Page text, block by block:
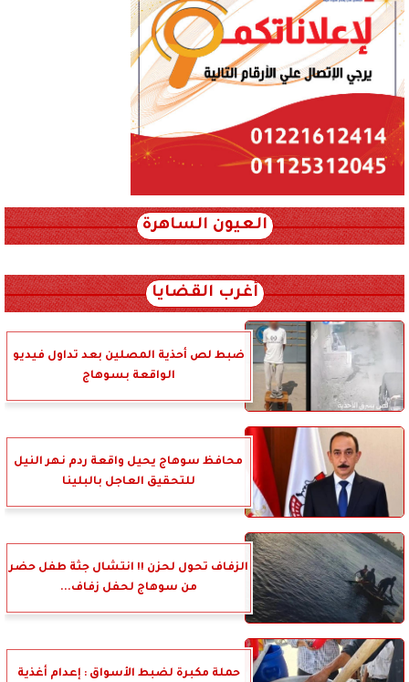
العيون الساهرة
أغرب القضايا
ضبط لص أحذية المصلين بعد تداول فيديو
الواقعة بسوهاج
محافظ سوهاج يحيل واقعة ردم نهر النيل
للتحقيق العاجل بالبلينا
الزفاف تحول لحزن !! انتشال جثة طفل حضر
من سوهاج لحفل زفاف...
حملة مكبرة لضبط الأسواق : إعدام أغذية